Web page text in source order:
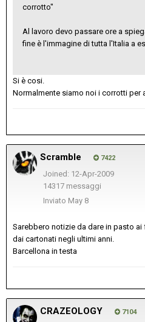
corrotto"
Al lavoro devo passare ore a
fine è l'immagine di tutta l'Italia a
Si è cosi.
Normalmente siamo noi i corrotti per
Scramble 7422
Joined: 12-Apr-2009
14317 messaggi
Inviato May 8
Sarebbero notizie da dare in pasto
dai cartonati negli ultimi anni.
Barcellona in testa
CRAZEOLOGY 7104